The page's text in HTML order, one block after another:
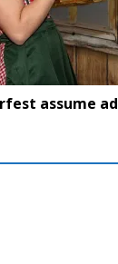
assume ad